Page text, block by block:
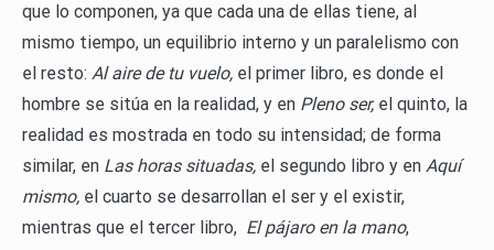
que lo componen, ya que cada una de ellas tiene, al
mismo tiempo, un equilibrio interno y un paralelismo con
el resto: Al aire de tu vuelo, el primer libro, es donde el
hombre se sitúa en la realidad, y en Pleno ser, el quinto, la
realidad es mostrada en todo su intensidad; de forma
similar, en Las horas situadas, el segundo libro y en Aquí
mismo, el cuarto se desarrollan el ser y el existir,
mientras que el tercer libro, El pájaro en la mano,